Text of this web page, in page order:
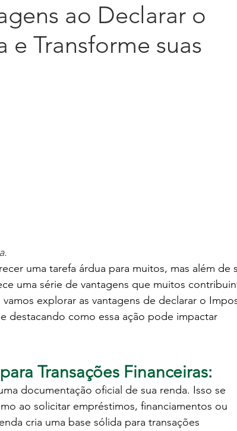
ao Declarar o
e Transforme suas
uma tarefa árdua para muitos, mas além de
uma série de vantagens que muitos
explorar as vantagens de declarar o
destacando como essa ação pode impactar
Transações Financeiras:
documentação oficial de sua renda. Isso se
ao solicitar empréstimos, financiamentos ou
cria uma base sólida para transações